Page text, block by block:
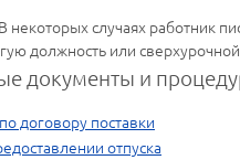
случаях работник
должность или
документы и
договору поставки
отпуска